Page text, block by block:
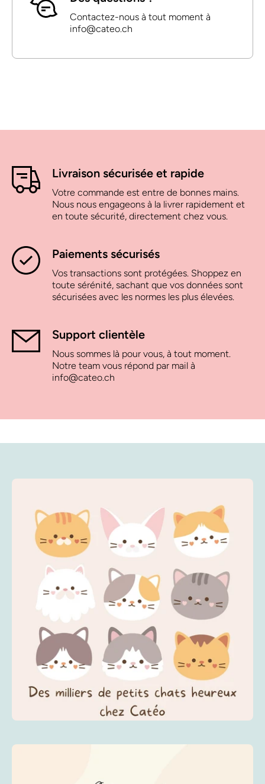
Contactez-nous à tout moment à
info@cateo.ch
Livraison sécurisée et rapide
Votre commande est entre de bonnes mains.
Nous nous engageons à la livrer rapidement et
en toute sécurité, directement chez vous.
Paiements sécurisés
Vos transactions sont protégées. Shoppez en
toute sérénité, sachant que vos données sont
sécurisées avec les normes les plus élevées.
Support clientèle
Nous sommes là pour vous, à tout moment.
Notre team vous répond par mail à
info@cateo.ch